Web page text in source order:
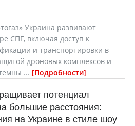
Украина развивают
СПГ, включая доступ к
и транспортировки в
дроновых комплексов и
... Подробности
потенциал
большие расстояния:
на Украине в стиле шоу